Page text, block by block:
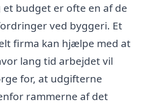
budget er ofte en af de
ved byggeri. Et
firma kan hjælpe med at
lang tid arbejdet vil
for, at udgifterne
rammerne af det